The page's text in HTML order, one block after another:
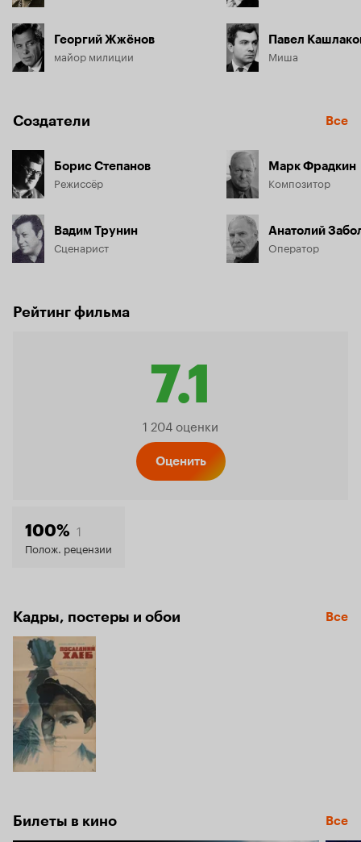
Георгий Жжёнов
майор милиции
Павел
Миша
Создатели Все
Борис Степанов
Режиссёр
Вадим Трунин
Сценарист
Марк Фрадкин
Композитор
Анатолий
Оператор
Рейтинг фильма
7.1
1 204 оценки
Оценить
100% 1
Полож. рецензии
Кадры, постеры и обои Все
Билеты в кино Все